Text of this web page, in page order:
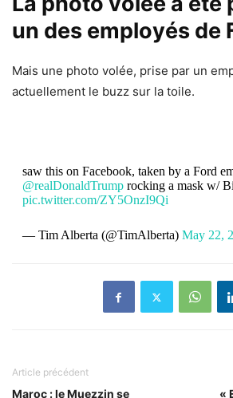
un des employés de
Mais une photo volée, prise par un
actuellement le buzz sur la toile.
saw this on Facebook, taken by a Ford
@realDonaldTrumprocking a mask w/
pic.twitter.com/ZY5OnzI9Qi
— Tim Alberta (@TimAlberta) May 22,
Article précédent
Maroc : le Muezzin se
«